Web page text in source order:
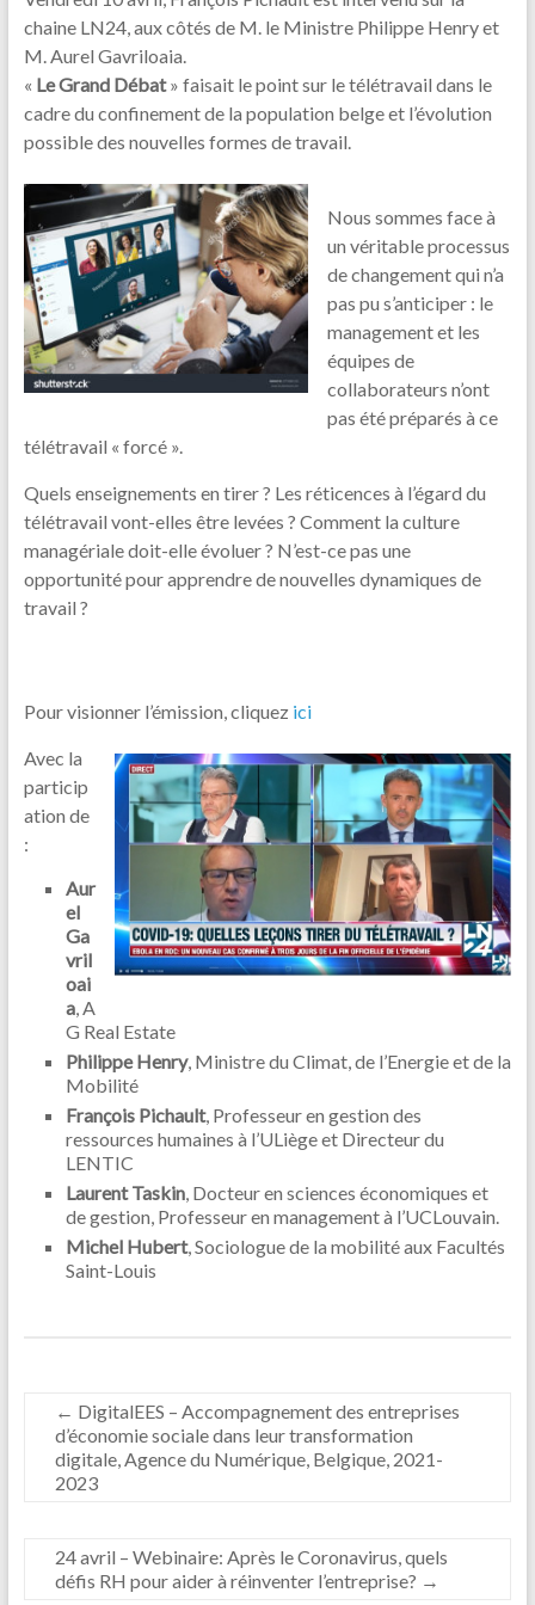
chaine LN24, aux côtés de M. le Ministre Philippe Henry et
M. Aurel Gavriloaia.
« Le Grand Débat» faisait le point sur le télétravail dans le
cadre du confinement de la population belge et l’évolution
possible des nouvelles formes de travail.
Nous sommes face à
un véritable processus
de changement qui n’a
pas pu s’anticiper : le
management et les
équipes de
collaborateurs n’ont
pas été préparés à ce
télétravail « forcé ».
Quels enseignements en tirer ? Les réticences à l’égard du
télétravail vont-elles être levées ? Comment la culture
managériale doit-elle évoluer ? N’est-ce pas une
opportunité pour apprendre de nouvelles dynamiques de
travail ?
Pour visionner l’émission, cliquez ici
Avec la
particip
ation de
:
Aur
el
Ga
vril
oai
a, A
G Real Estate
Philippe Henry, Ministre du Climat, de l’Energie et de la
Mobilité
François Pichault, Professeur en gestion des
ressources humaines à l’ULiège et Directeur du
LENTIC
Laurent Taskin, Docteur en sciences économiques et
de gestion, Professeur en management à l’UCLouvain.
​​​​​​​Michel Hubert, Sociologue de la mobilité aux Facultés
Saint-Louis
← DigitalEES – Accompagnement des entreprises
d’économie sociale dans leur transformation
digitale, Agence du Numérique, Belgique, 2021-
2023
24 avril – Webinaire: Après le Coronavirus, quels
défis RH pour aider à réinventer l’entreprise? →